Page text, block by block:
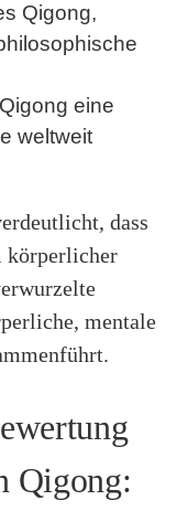
Qigong,
eine
weltweit
dass
körperlicher
mentale
Qigong: